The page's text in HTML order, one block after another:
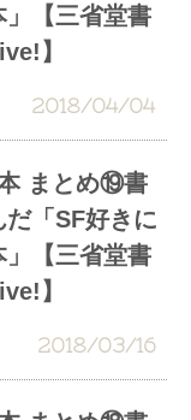
」【三省堂書
】
2018/04/04
まとめ⑲書
だ「SF好きに
」【三省堂書
】
2018/03/16